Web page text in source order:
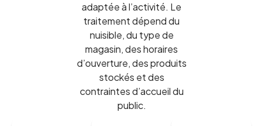
adaptée à l’activité. Le
traitement dépend du
nuisible, du type de
magasin, des horaires
d’ouverture, des produits
stockés et des
contraintes d’accueil du
public.